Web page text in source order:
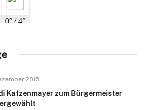
2015
Katzenmayer zum Bürgermeister